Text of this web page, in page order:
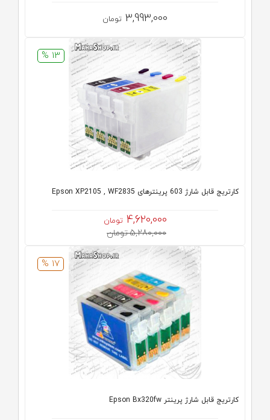
3,993,000 تومان
13 %
کارتریج قابل شارژ 603 پرینترهای Epson XP2105 , WF2835
4,620,000 تومان
5,280,000 تومان
17 %
كارتريج قابل شارژ پرینتر Epson Bx320fw